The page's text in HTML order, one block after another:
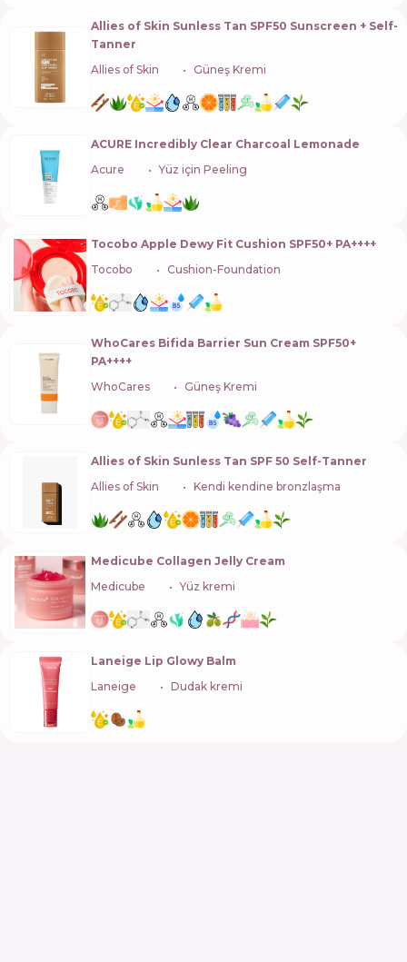
Allies of Skin Sunless Tan SPF50 Sunscreen + Self-
Tanner
Allies of Skin
Güneş Kremi
ACURE Incredibly Clear Charcoal Lemonade
Acure
Yüz için Peeling
Tocobo Apple Dewy Fit Cushion SPF50+ PA++++
Tocobo
Cushion-Foundation
WhoCares Bifida Barrier Sun Cream SPF50+
PA++++
WhoCares
Güneş Kremi
Allies of Skin Sunless Tan SPF 50 Self-Tanner
Allies of Skin
Kendi kendine bronzlaşma
Medicube Collagen Jelly Cream
Medicube
Yüz kremi
Laneige Lip Glowy Balm
Laneige
Dudak kremi